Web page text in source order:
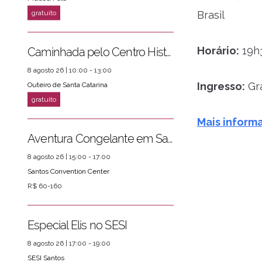
Brasil
Horário:
Ingresso:
Mais
Caminhada pelo Centro Histórico
8 agosto 26 | 10:00 - 13:00
Outeiro de Santa Catarina
Aventura Congelante em Santos
8 agosto 26 | 15:00 - 17:00
Santos Convention Center
R$ 60-160
Especial Elis no SESI
8 agosto 26 | 17:00 - 19:00
SESI Santos